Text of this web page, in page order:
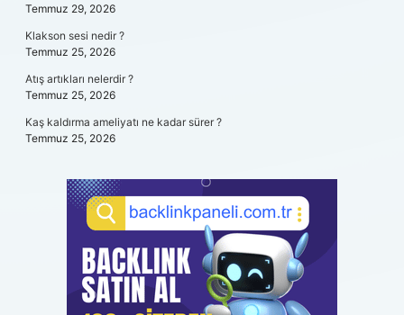
Temmuz 29, 2026
Klakson sesi nedir ?
Temmuz 25, 2026
Atış artıkları nelerdir ?
Temmuz 25, 2026
Kaş kaldırma ameliyatı ne kadar sürer ?
Temmuz 25, 2026